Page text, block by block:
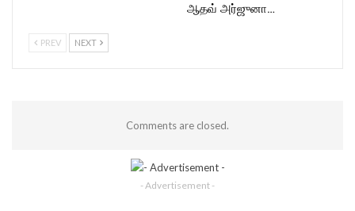
ஆதவ் அர்ஜுனா…
PREV NEXT
Comments are closed.
- Advertisement -